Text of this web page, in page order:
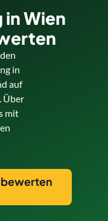
in Wien
in
auf
Über
mit